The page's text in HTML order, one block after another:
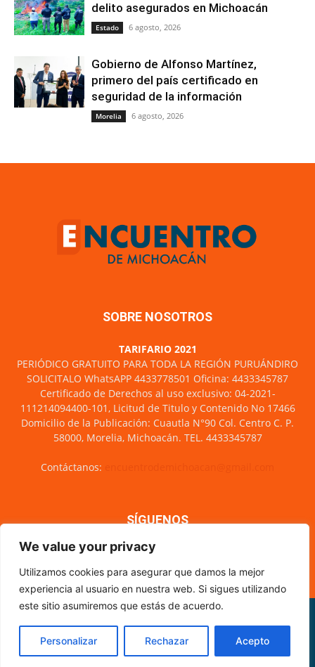
We value your privacy
Utilizamos cookies para asegurar que damos la mejor
experiencia al usuario en nuestra web. Si sigues utilizando
este sitio asumiremos que estás de acuerdo.
Personalizar Rechazar Acepto
delito asegurados en Michoacán
Estado 6 agosto, 2026
Gobierno de Alfonso Martínez,
primero del país certificado en
seguridad de la información
Morelia 6 agosto, 2026
SOBRE NOSOTROS
TARIFARIO 2021
PERIÓDICO GRATUITO PARA TODA LA REGIÓN PURUÁNDIRO
SOLICITALO WhatsAPP 4433778501 Oficina: 4433345787
Certificado de Derechos al uso exclusivo: 04-2021-
111214094400-101, Licitud de Titulo y Contenido No 17466
Domicilio de la Publicación: Cuautla N°90 Col. Centro C. P.
58000, Morelia, Michoacán. TEL. 4433345787
Contáctanos:
SÍGUENOS
Nosotros
CÓDIGO DE ÉTICA PERIODÍSTICA
XML Sitemap
© Encuentro de Michoacán - 2021